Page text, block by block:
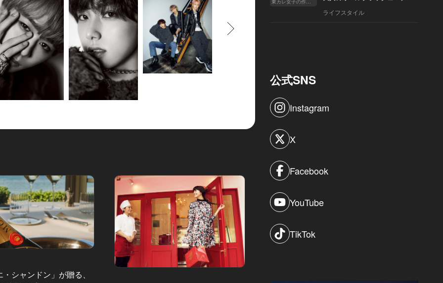
2000年10月10日生まれ。大阪府出身。AB型。身長178cm。あだ名は「おすだい」
シャンドン」が贈る、
東カレ女子の作り方
ライフスタイル
公式SNS
Instagram
X
Facebook
YouTube
TikTok